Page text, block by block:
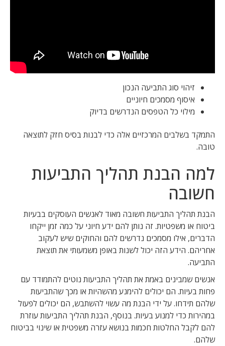
זיהוי סוג התביעה הנכון
איסוף מסמכים חיוניים
מילוי כל הטפסים הנדרשים בדיוק
התמקד בשלבים המרכזיים אלה כדי לבנות בסיס חזק לתוצאה
טובה.
למה הבנת תהליך התביעות
חשובה
הבנת תהליך התביעות חשובה מאוד לאנשים העוסקים בבעיות
ביטוח או משפטיות. זה נותן להם ידע חיוני על כמה זמן ייקחו
הדברים, אילו מסמכים נדרשים להם והחוקים שיש לעקוב
אחריהם. הידע הזה יכול לשנות באופן משמעותי את תוצאת
התביעה.
אנשים שמבינים באמת את תהליך התביעות נוטים להתמודד עם
פחות בעיות. הם יכולים להימנע מהשהיות או מכך שהתביעות
שלהם תידחו. על ידי הבנת מה עשוי להשתבש, הם יכולים לפעול
במהירות כדי למנוע בעיות. בנוסף, הבנת תהליך התביעות עוזרת
להם לקבל החלטות חכמות בנושא עזרה משפטית או שינוי בביטוח
שלהם.